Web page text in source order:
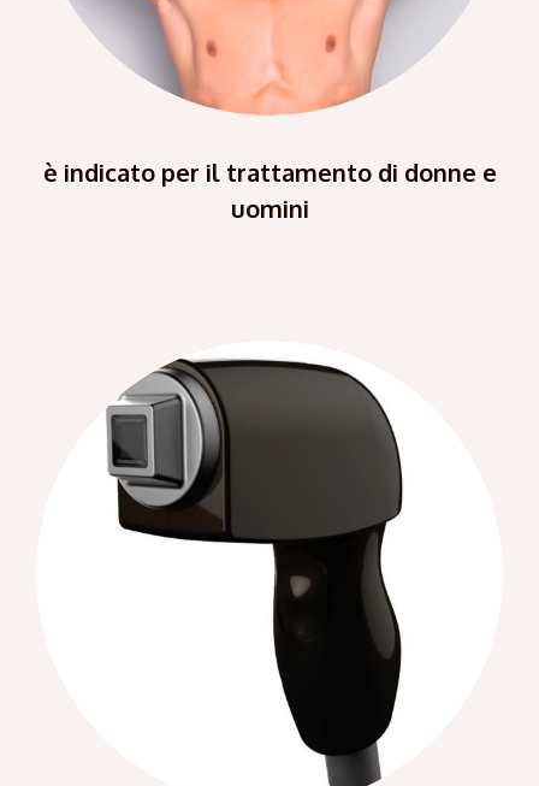
è indicato per il trattamento di donne e
uomini